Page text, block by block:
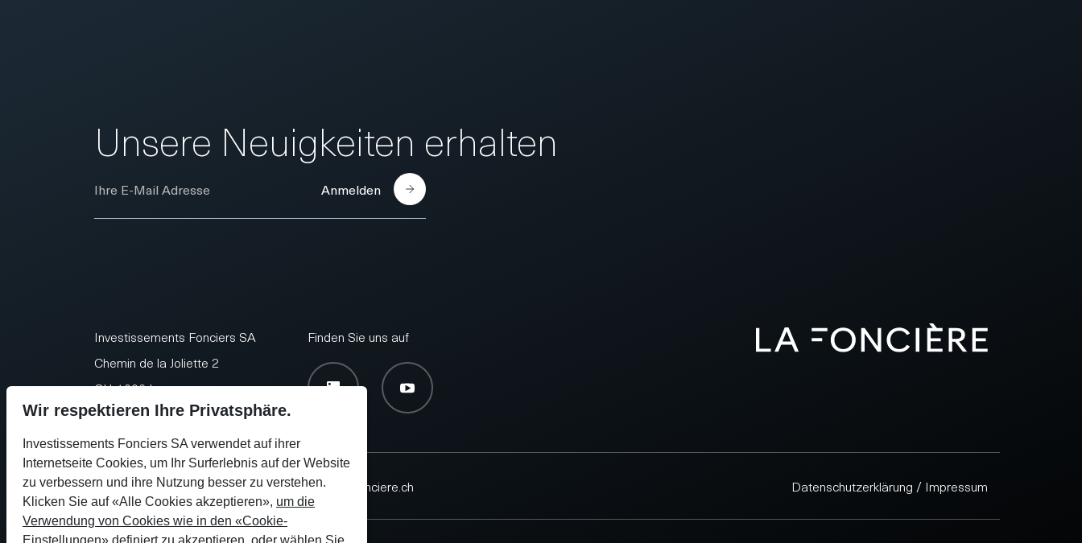
Unsere Neuigkeiten erhalten
E-Mail Anmelden
Investissements Fonciers SA
Chemin de la Joliette 2
CH-1006 Lausanne
Finden Sie uns auf
Seit 1954 +41 21 613 11 88 info@lafonciere.ch Datenschutzerklärung / Impressum
Wir respektieren Ihre Privatsphäre.
Investissements Fonciers SA verwendet auf ihrer
Internetseite Cookies, um Ihr Surferlebnis auf der Website
zu verbessern und ihre Nutzung besser zu verstehen.
Klicken Sie auf «Alle Cookies akzeptieren», um die
Verwendung von Cookies wie in den «Cookie-
Einstellungen» definiert zu akzeptieren , oder wählen Sie